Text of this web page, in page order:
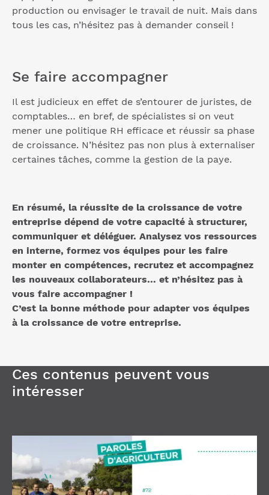
production ou envisager le travail de nuit. Mais dans
tous les cas, n’hésitez pas à demander conseil !
Se faire accompagner
Il est judicieux en effet de s’entourer de juristes, de
comptables… en bref, de spécialistes si on veut
mener une politique RH efficace et réussir sa phase
de croissance. N’hésitez pas non plus à externaliser
certaines tâches, comme la gestion de la paye.
En résumé, la réussite de la croissance de votre
entreprise dépend de votre capacité à structurer,
communiquer et déléguer. Analysez vos ressources
en interne, formez vos équipes pour les faire
monter en compétences, recrutez et accompagnez
les nouveaux collaborateurs… et n’hésitez pas à
vous faire accompagner !
C’est la bonne méthode pour adapter vos équipes
à la croissance de votre entreprise.
Ces contenus peuvent vous
intéresser